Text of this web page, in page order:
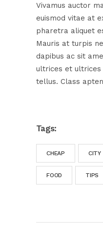
Vivamus auctor
euismod vitae at
pharetra aliquet
Mauris at turpis
dapibus ac sit
ultrices et ultrices
tellus. Class
Tags:
CHEAP CITY
FOOD TIPS